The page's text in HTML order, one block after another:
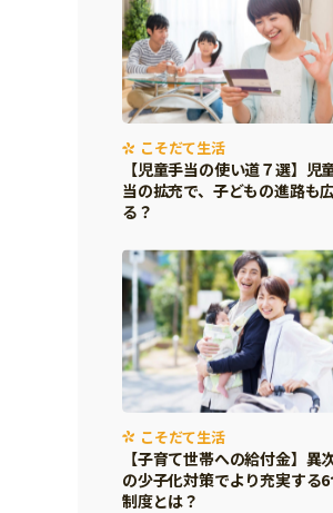
こそだて生活
【児童手当の使い道７選】児
当の拡充で、子どもの進路も
る？
こそだて生活
【子育て世帯への給付金】異
の少子化対策でより充実する
制度とは？